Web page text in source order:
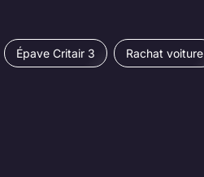
Épave Critair 3 Rachat voiture